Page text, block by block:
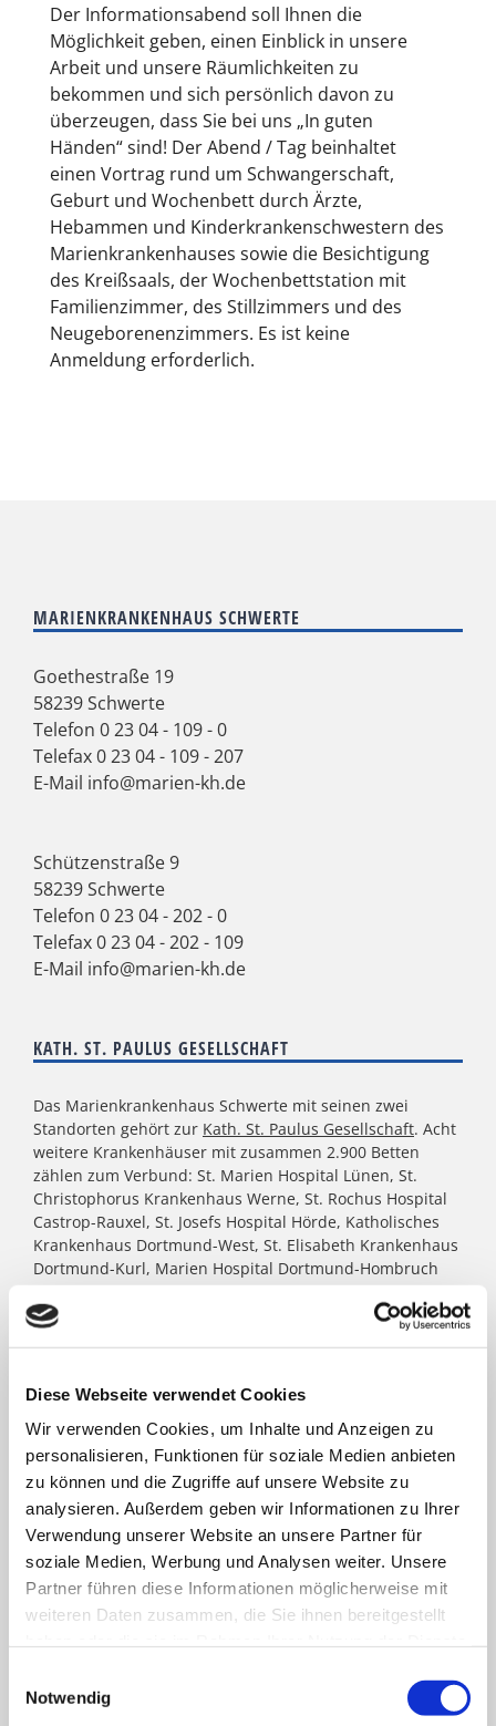
Diese Webseite verwendet Cookies
Wir verwenden Cookies, um Inhalte und Anzeigen zu
personalisieren, Funktionen für soziale Medien anbieten
zu können und die Zugriffe auf unsere Website zu
analysieren. Außerdem geben wir Informationen zu Ihrer
Verwendung unserer Website an unsere Partner für
soziale Medien, Werbung und Analysen weiter. Unsere
Partner führen diese Informationen möglicherweise mit
weiteren Daten zusammen, die Sie ihnen bereitgestellt
Notwendig
Der Informationsabend soll Ihnen die
Möglichkeit geben, einen Einblick in unsere
Arbeit und unsere Räumlichkeiten zu
bekommen und sich persönlich davon zu
überzeugen, dass Sie bei uns „In guten
Händen“ sind! Der Abend / Tag beinhaltet
einen Vortrag rund um Schwangerschaft,
Geburt und Wochenbett durch Ärzte,
Hebammen und Kinderkrankenschwestern des
Marienkrankenhauses sowie die Besichtigung
des Kreißsaals, der Wochenbettstation mit
Familienzimmer, des Stillzimmers und des
Neugeborenenzimmers. Es ist keine
Anmeldung erforderlich.
MARIENKRANKENHAUS SCHWERTE
Goethestraße 19
58239 Schwerte
Telefon 0 23 04 - 109 - 0
Telefax 0 23 04 - 109 - 207
E-Mail info@marien-kh.de
Schützenstraße 9
58239 Schwerte
Telefon 0 23 04 - 202 - 0
Telefax 0 23 04 - 202 - 109
E-Mail info@marien-kh.de
KATH. ST. PAULUS GESELLSCHAFT
Das Marienkrankenhaus Schwerte mit seinen zwei
Standorten gehört zur Kath. St. Paulus Gesellschaft. Acht
weitere Krankenhäuser mit zusammen 2.900 Betten
zählen zum Verbund: St. Marien Hospital Lünen, St.
Christophorus Krankenhaus Werne, St. Rochus Hospital
Castrop-Rauxel, St. Josefs Hospital Hörde, Katholisches
Krankenhaus Dortmund-West, St. Elisabeth Krankenhaus
Dortmund-Kurl, Marien Hospital Dortmund-Hombruch
sowie für das St. Johannes Hospital im Zentrum von
Dortmund. Darüber hinaus agieren unter dem Paulus-
Dach Altenheime und eine Jugendhilfe-Einrichtung. Die
katholischen Trägern in Nordrhein- Westfalen; rund
8.500 Menschen arbeiten für das Wohl der ihnen
anvertrauten Patient:innen, Bewohner:innen, Kinder und
Jugendlichen.
FACHBEREICHE
Klinik für Allgemein-, Viszeral- und minimal-
invasive Chirurgie
Klinik für Anästhesiologie & Intensivmedizin